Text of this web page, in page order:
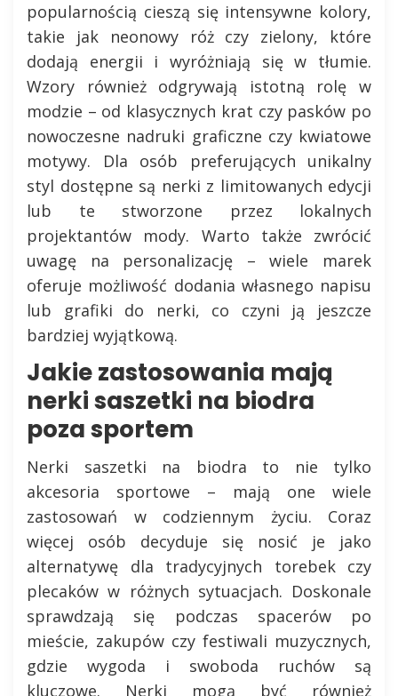
popularnością cieszą się intensywne kolory,
takie jak neonowy róż czy zielony, które
dodają energii i wyróżniają się w tłumie.
Wzory również odgrywają istotną rolę w
modzie – od klasycznych krat czy pasków po
nowoczesne nadruki graficzne czy kwiatowe
motywy. Dla osób preferujących unikalny
styl dostępne są nerki z limitowanych edycji
lub te stworzone przez lokalnych
projektantów mody. Warto także zwrócić
uwagę na personalizację – wiele marek
oferuje możliwość dodania własnego napisu
lub grafiki do nerki, co czyni ją jeszcze
bardziej wyjątkową.
Jakie zastosowania mają
nerki saszetki na biodra
poza sportem
Nerki saszetki na biodra to nie tylko
akcesoria sportowe – mają one wiele
zastosowań w codziennym życiu. Coraz
więcej osób decyduje się nosić je jako
alternatywę dla tradycyjnych torebek czy
plecaków w różnych sytuacjach. Doskonale
sprawdzają się podczas spacerów po
mieście, zakupów czy festiwali muzycznych,
gdzie wygoda i swoboda ruchów są
kluczowe. Nerki mogą być również